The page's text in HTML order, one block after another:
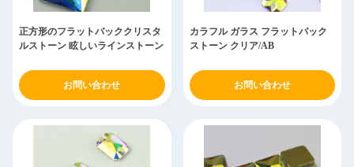
正方形のフラットバッククリスタ
ルストーン 眩しいラインストーン
お問い合わせ
カラフル ガラス フラットバック
ストーン クリア/AB
お問い合わせ